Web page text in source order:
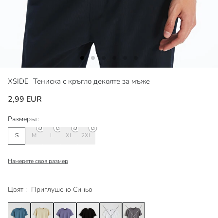
XSIDE Тениска с кръгло деколте за мъже
2,99 EUR
Цвят : Приглушено Синьо
Размерът:
S M L XL 2XL
Намерете своя размер